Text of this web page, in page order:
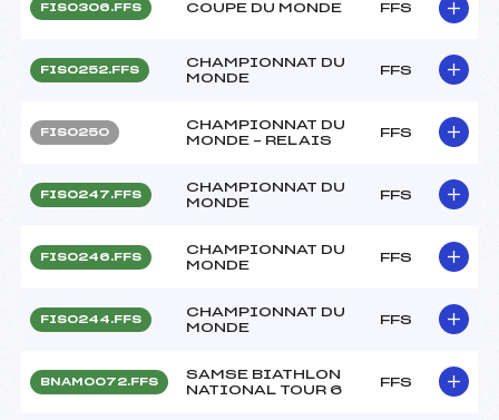
FIS0306.FFS COUPE DU MONDE FFS
FIS0252.FFS
CHAMPIONNAT DU
MONDE
FFS
FIS0250
CHAMPIONNAT DU
MONDE – RELAIS
FFS
FIS0247.FFS
CHAMPIONNAT DU
MONDE
FFS
FIS0246.FFS
CHAMPIONNAT DU
MONDE
FFS
FIS0244.FFS
CHAMPIONNAT DU
MONDE
FFS
BNAM0072.FFS
SAMSE BIATHLON
NATIONAL TOUR 6
FFS